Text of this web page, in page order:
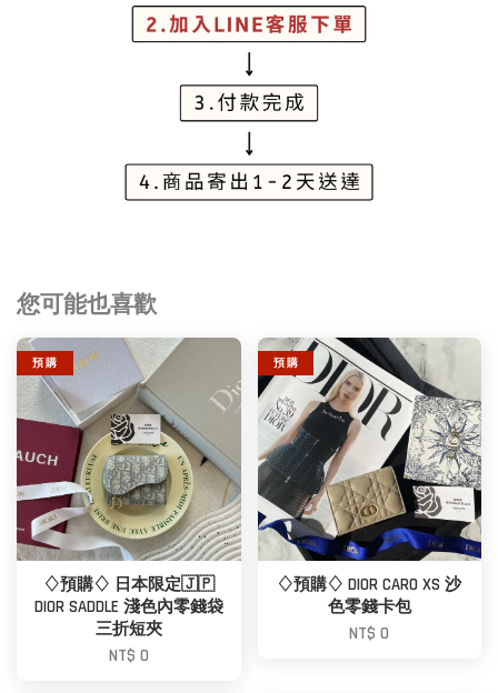
您可能也喜歡
預 購
♢預購♢ 日本限定🇯🇵
DIOR SADDLE 淺色內零錢袋
三折短夾
NT$ 0
預 購
♢預購♢ DIOR CARO XS 沙
色零錢卡包
NT$ 0